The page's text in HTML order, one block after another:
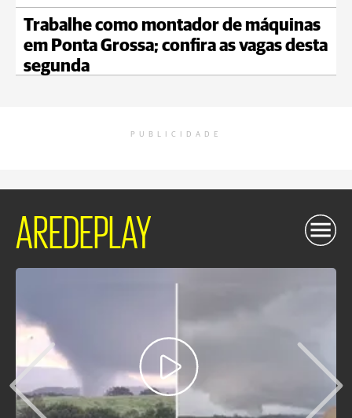
Trabalhe como montador de máquinas
em Ponta Grossa; confira as vagas desta
segunda
PUBLICIDADE
AREDEPLAY